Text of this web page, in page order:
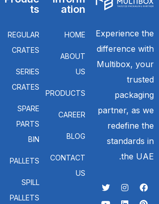
Experience the
difference with
Multibox, your
trusted
packaging
partner, as we
redefine the
standards in
the UAE.
ation
HOME
ABOUT
US
PRODUCTS
CAREER
BLOG
CONTACT
US
ts
REGULAR
CRATES
SERIES
CRATES
SPARE
PARTS
BIN
PALLETS
SPILL
PALLETS